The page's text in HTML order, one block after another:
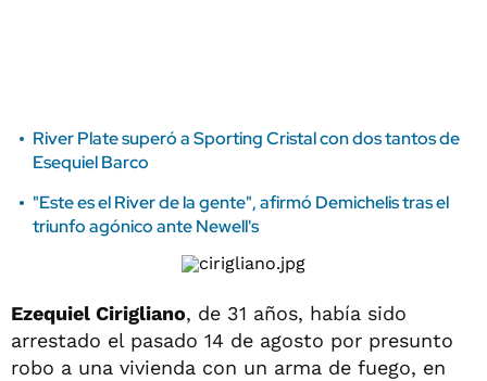
River Plate superó a Sporting Cristal con dos tantos de
Esequiel Barco
"Este es el River de la gente", afirmó Demichelis tras el
triunfo agónico ante Newell's
Ezequiel Cirigliano, de 31 años, había sido
arrestado el pasado 14 de agosto por presunto
robo a una vivienda con un arma de fuego, en